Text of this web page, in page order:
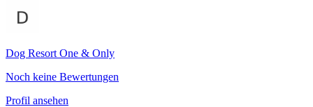
Dog Resort One & Only
Noch keine Bewertungen
Profil ansehen